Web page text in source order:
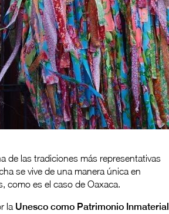
de las tradiciones más representativas
se vive de una manera única en
como es el caso de Oaxaca.
la Unesco como Patrimonio Inmaterial